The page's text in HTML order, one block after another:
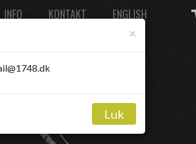
INFO KONTAKT ENGLISH
×
Luk